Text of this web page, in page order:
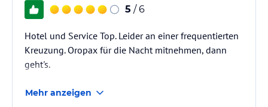
5 / 6
Hotel und Service Top. Leider an einer frequentierten
Kreuzung. Oropax für die Nacht mitnehmen, dann
geht's.
Mehr anzeigen